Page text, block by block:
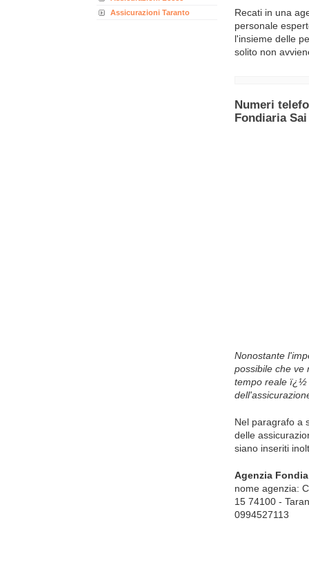
Assicurazioni Taranto
Recati in una
personale
l'insieme delle
solito non
Numeri
Fondiaria
Nonostante
possibile che ve
tempo reale ï¿½
Nel paragrafo a
delle
siano inseriti
Agenzia
nome agenzia:
15 74100 -
0994527113